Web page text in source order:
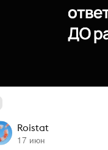
Roistat
17 июн